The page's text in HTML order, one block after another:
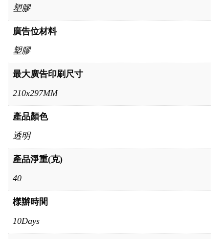
塑膠
廣告位材料
塑膠
最大廣告印刷尺寸
210x297MM
產品顏色
透明
產品淨重(克)
40
樣辦時間
10Days